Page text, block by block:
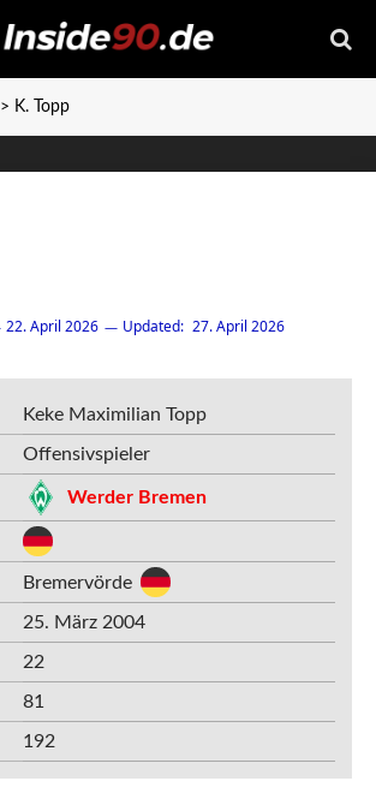
> K. Topp
22. April 2026 Updated: 27. April 2026
Keke Maximilian Topp
Offensivspieler
Werder Bremen
Bremervörde
25. März 2004
22
81
192